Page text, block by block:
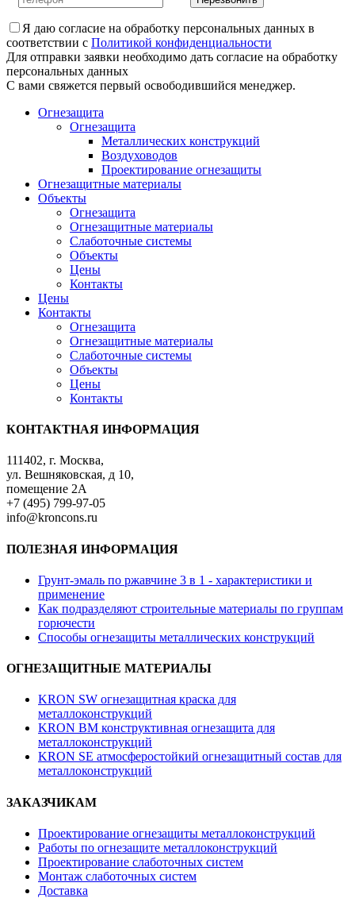
Я даю согласие на обработку персональных данных в
соответствии с Политикой конфиденциальности
Для отправки заявки необходимо дать согласие на обработку
персональных данных
С вами свяжется первый освободившийся менеджер.
Огнезащита
Огнезащита
Металлических конструкций
Воздуховодов
Проектирование огнезащиты
Огнезащитные материалы
Объекты
Огнезащита
Огнезащитные материалы
Слаботочные системы
Объекты
Цены
Контакты
Цены
Контакты
Огнезащита
Огнезащитные материалы
Слаботочные системы
Объекты
Цены
Контакты
КОНТАКТНАЯ ИНФОРМАЦИЯ
111402, г. Москва,
ул. Вешняковская, д 10,
помещение 2А
+7 (495) 799-97-05
info@kroncons.ru
ПОЛЕЗНАЯ ИНФОРМАЦИЯ
Грунт-эмаль по ржавчине 3 в 1 - характеристики и
применение
Как подразделяют строительные материалы по группам
горючести
Способы огнезащиты металлических конструкций
ОГНЕЗАЩИТНЫЕ МАТЕРИАЛЫ
KRON SW огнезащитная краска для
металлоконструкций
KRON BM конструктивная огнезащита для
металлоконструкций
KRON SE атмосферостойкий огнезащитный состав для
металлоконструкций
ЗАКАЗЧИКАМ
Проектирование огнезащиты металлоконструкций
Работы по огнезащите металлоконструкций
Проектирование слаботочных систем
Монтаж слаботочных систем
Доставка